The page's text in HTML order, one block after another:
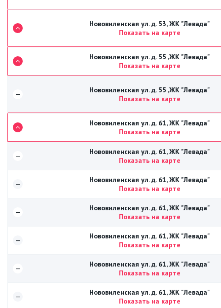
Нововиленская ул. д. 53, ЖК "Левада"
Показать на карте
Нововиленская ул. д. 55 ,ЖК "Левада"
Показать на карте
—
Нововиленская ул. д. 55 ,ЖК "Левада"
Показать на карте
Нововиленская ул. д. 61, ЖК "Левада"
Показать на карте
—
Нововиленская ул. д. 61, ЖК "Левада"
Показать на карте
—
Нововиленская ул. д. 61, ЖК "Левада"
Показать на карте
—
Нововиленская ул. д. 61, ЖК "Левада"
Показать на карте
—
Нововиленская ул. д. 61, ЖК "Левада"
Показать на карте
—
Нововиленская ул. д. 61, ЖК "Левада"
Показать на карте
—
Нововиленская ул. д. 61, ЖК "Левада"
Показать на карте